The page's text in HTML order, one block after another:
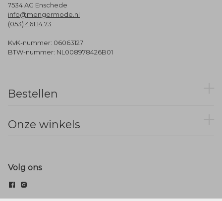
7534 AG Enschede
info@mengermode.nl
(053) 461 14 73
KvK-nummer: 06063127
BTW-nummer: NL008978426B01
Bestellen
Onze winkels
Volg ons